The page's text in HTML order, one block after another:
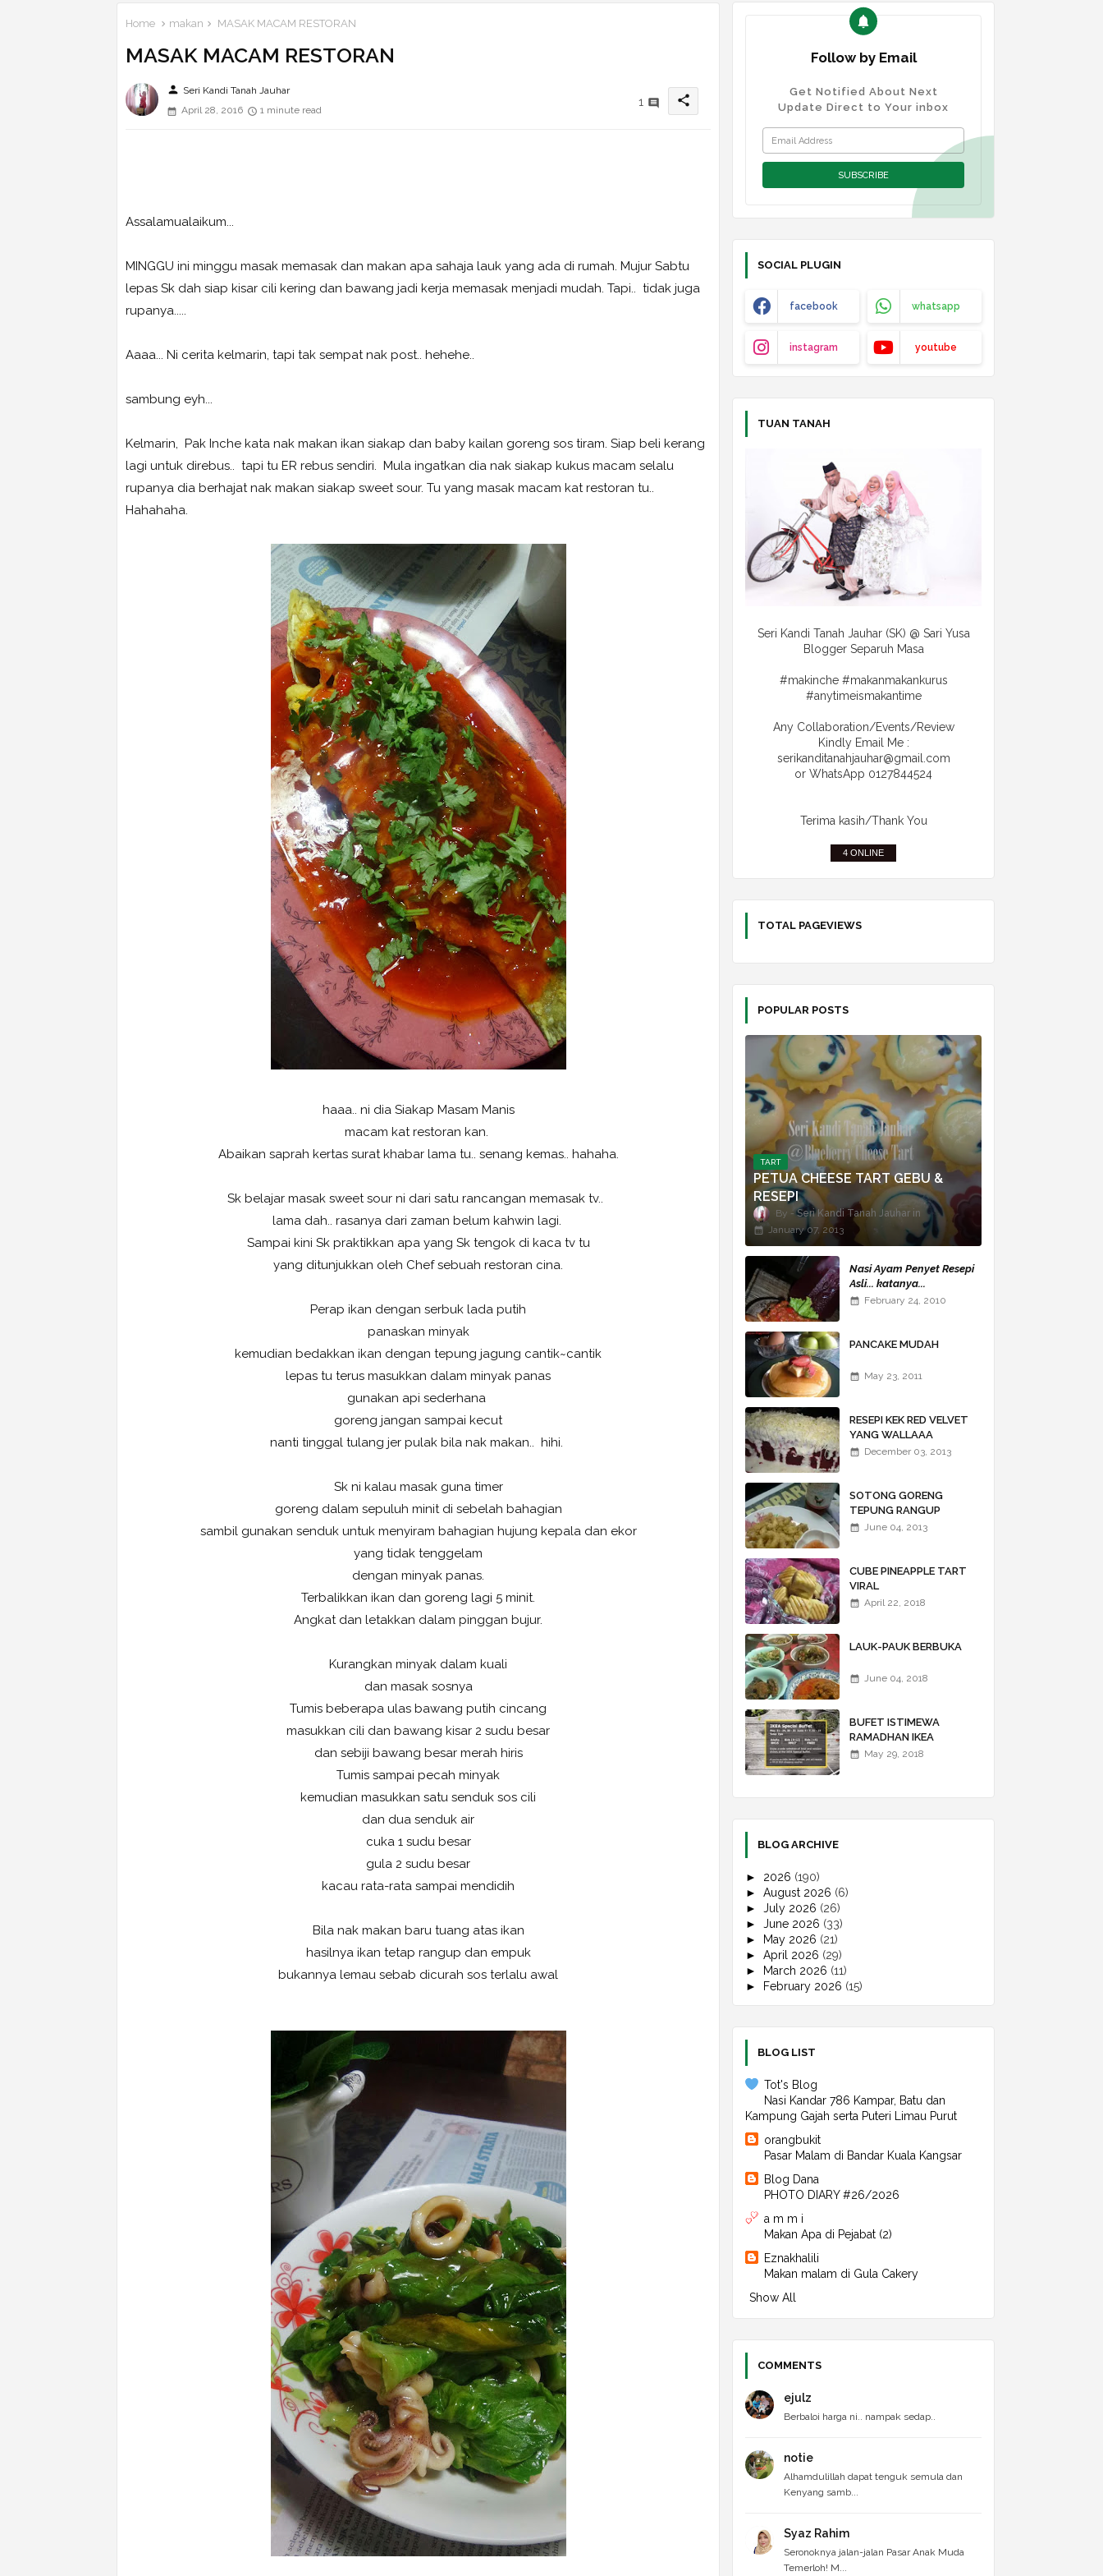
Home makan MASAK MACAM RESTORAN
MASAK MACAM RESTORAN
person Seri Kandi Tanah Jauhar
April 28, 2016
1 minute read
1 share
Assalamualaikum...
MINGGU ini minggu masak memasak dan makan apa sahaja lauk yang ada di rumah. Mujur Sabtu
lepas Sk dah siap kisar cili kering dan bawang jadi kerja memasak menjadi mudah. Tapi.. tidak juga
rupanya.....
Aaaa... Ni cerita kelmarin, tapi tak sempat nak post.. hehehe..
sambung eyh...
Kelmarin, Pak Inche kata nak makan ikan siakap dan baby kailan goreng sos tiram. Siap beli kerang
lagi untuk direbus.. tapi tu ER rebus sendiri. Mula ingatkan dia nak siakap kukus macam selalu
rupanya dia berhajat nak makan siakap sweet sour. Tu yang masak macam kat restoran tu..
Hahahaha.
haaa.. ni dia Siakap Masam Manis
macam kat restoran kan.
Abaikan saprah kertas surat khabar lama tu.. senang kemas.. hahaha.
Sk belajar masak sweet sour ni dari satu rancangan memasak tv..
lama dah.. rasanya dari zaman belum kahwin lagi.
Sampai kini Sk praktikkan apa yang Sk tengok di kaca tv tu
yang ditunjukkan oleh Chef sebuah restoran cina.
Perap ikan dengan serbuk lada putih
panaskan minyak
kemudian bedakkan ikan dengan tepung jagung cantik~cantik
lepas tu terus masukkan dalam minyak panas
gunakan api sederhana
goreng jangan sampai kecut
nanti tinggal tulang jer pulak bila nak makan.. hihi.
Sk ni kalau masak guna timer
goreng dalam sepuluh minit di sebelah bahagian
sambil gunakan senduk untuk menyiram bahagian hujung kepala dan ekor
yang tidak tenggelam
dengan minyak panas.
Terbalikkan ikan dan goreng lagi 5 minit.
Angkat dan letakkan dalam pinggan bujur.
Kurangkan minyak dalam kuali
dan masak sosnya
Tumis beberapa ulas bawang putih cincang
masukkan cili dan bawang kisar 2 sudu besar
dan sebiji bawang besar merah hiris
Tumis sampai pecah minyak
kemudian masukkan satu senduk sos cili
dan dua senduk air
cuka 1 sudu besar
gula 2 sudu besar
kacau rata-rata sampai mendidih
Bila nak makan baru tuang atas ikan
hasilnya ikan tetap rangup dan empuk
bukannya lemau sebab dicurah sos terlalu awal
Follow by Email
Get Notified About Next
Update Direct to Your inbox
SOCIAL PLUGIN
facebook whatsapp
instagram youtube
TUAN TANAH
Seri Kandi Tanah Jauhar (SK) @ Sari Yusa
Blogger Separuh Masa
#makinche #makanmakankurus
#anytimeismakantime
Any Collaboration/Events/Review
Kindly Email Me :
serikanditanahjauhar@gmail.com
or WhatsApp 0127844524
Terima kasih/Thank You
4 ONLINE
TOTAL PAGEVIEWS
POPULAR POSTS
TART
PETUA CHEESE TART GEBU &
RESEPI
Seri Kandi Tanah Jauhar
January 07, 2013
Nasi Ayam Penyet Resepi
Asli... katanya...
February 24, 2010
PANCAKE MUDAH
May 23, 2011
RESEPI KEK RED VELVET
YANG WALLAAA
BERSAMA SALJU DAN
December 03, 2013
SOTONG GORENG
TEPUNG RANGUP
June 04, 2013
CUBE PINEAPPLE TART
VIRAL
April 22, 2018
LAUK-PAUK BERBUKA
June 04, 2018
BUFET ISTIMEWA
RAMADHAN IKEA
May 29, 2018
BLOG ARCHIVE
► 2026 (190)
► August 2026 (6)
► July 2026 (26)
► June 2026 (33)
►
May 2026 (21)
► April 2026 (29)
►
March 2026 (11)
►
February 2026 (15)
►November 2025
►
► September 2025
August 2025(60)
►July 2025(42)
June 2025
► May 2025(39)
April 2025(31)
► March 2025
► February 2025 (44)
► 2024(496)
December 2024(49)
► November 2024
► October 2024
(42)
►August 2024
►April 2024
►
►February 2024
►January 2024
►2023(520)
►November 2023
►October 2023
(42)
August 2023
►June 2023(41)
►May 2023(41)
April 2023(40)
BLOG LIST
Tot's Blog
Nasi Kandar 786 Kampar, Batu dan
Kampung Gajah serta Puteri Limau Purut
orangbukit
Pasar Malam di Bandar Kuala Kangsar
Blog Dana
PHOTO DIARY #26/2026
a m m i
Makan Apa di Pejabat (2)
Eznakhalili
Makan malam di Gula Cakery
Show All
COMMENTS
ejulz
Berbaloi harga ni.. nampak sedap..
notie
Alhamdulillah dapat tenguk semula dan
Kenyang samb...
Syaz Rahim
Seronoknya jalan-jalan Pasar Anak Muda
Temerloh! M...